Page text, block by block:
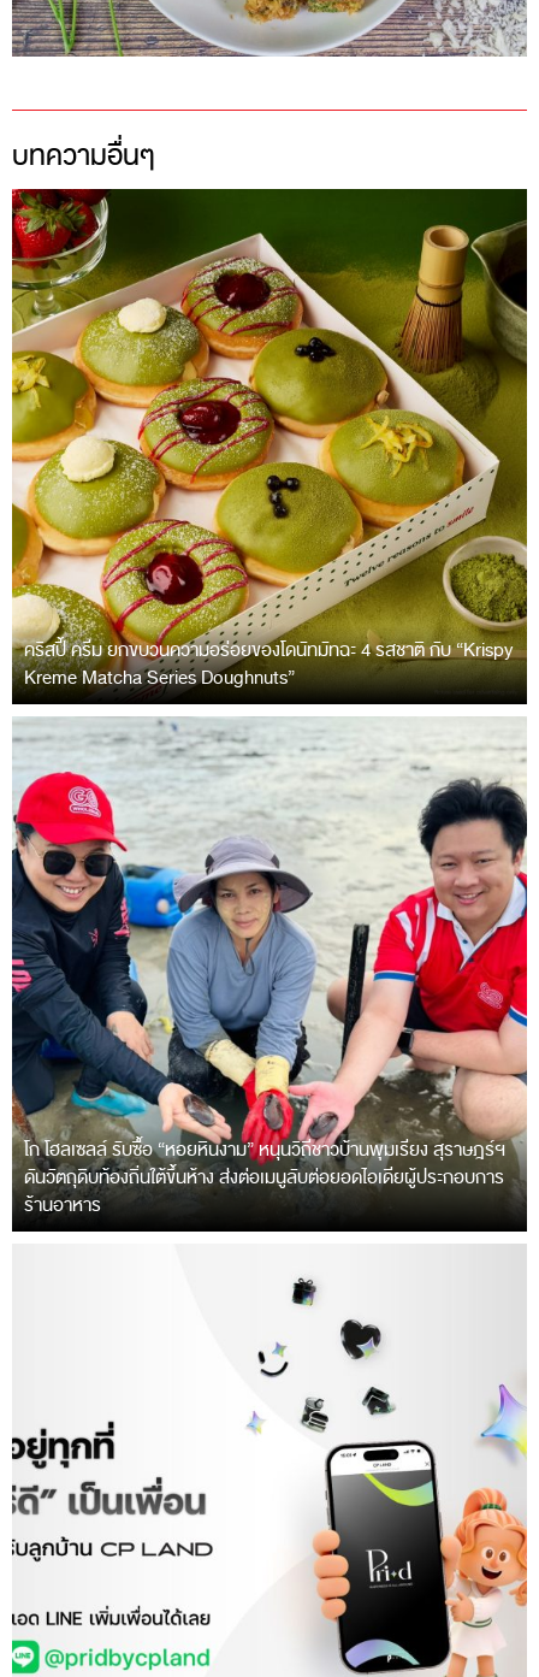
บทความอื่นๆ
คริสปี้ ครีม ยกขบวนความอร่อยของโดนัทมัทฉะ 4 รสชาติ กับ “Krispy
Kreme Matcha Series Doughnuts”
โก โฮลเซลล์ รับซื้อ “หอยหินงาม” หนุนวิถีชาวบ้านพุมเรียง สุราษฎร์ฯ
ดันวัตถุดิบท้องถิ่นใต้ขึ้นห้าง ส่งต่อเมนูลับต่อยอดไอเดียผู้ประกอบการ
ร้านอาหาร